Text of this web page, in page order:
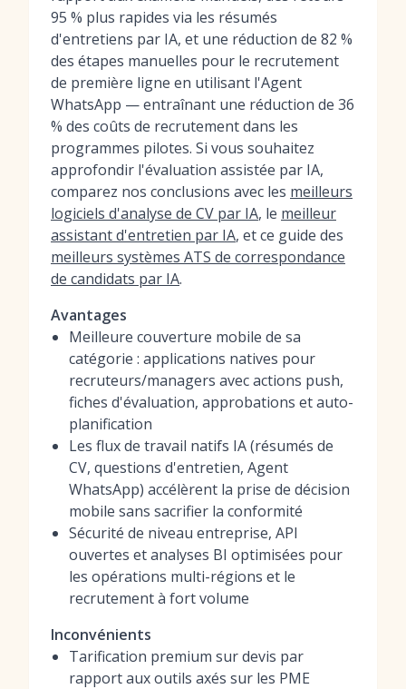
95 % plus rapides via les résumés
d'entretiens par IA, et une réduction de 82 %
des étapes manuelles pour le recrutement
de première ligne en utilisant l'Agent
WhatsApp — entraînant une réduction de 36
% des coûts de recrutement dans les
programmes pilotes. Si vous souhaitez
approfondir l'évaluation assistée par IA,
comparez nos conclusions avec les meilleurs
logiciels d'analyse de CV par IA, le meilleur
assistant d'entretien par IA, et ce guide des
meilleurs systèmes ATS de correspondance
de candidats par IA.
Avantages
Meilleure couverture mobile de sa
catégorie : applications natives pour
recruteurs/managers avec actions push,
fiches d'évaluation, approbations et auto-
planification
Les flux de travail natifs IA (résumés de
CV, questions d'entretien, Agent
WhatsApp) accélèrent la prise de décision
mobile sans sacrifier la conformité
Sécurité de niveau entreprise, API
ouvertes et analyses BI optimisées pour
les opérations multi-régions et le
recrutement à fort volume
Inconvénients
Tarification premium sur devis par
rapport aux outils axés sur les PME